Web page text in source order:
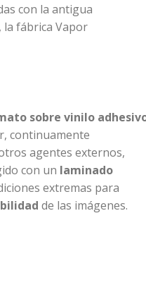
con la antigua
la fábrica Vapor
sobre vinilo
continuamente
agentes externos,
con un laminado
extremas para
de las imágenes.